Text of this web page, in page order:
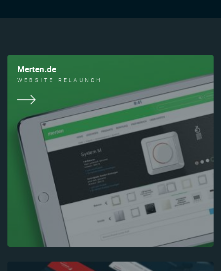
Merten.de
WEBSITE RELAUNCH